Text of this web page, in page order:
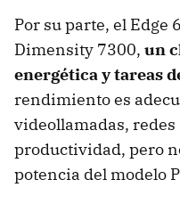
Por su parte, el Edge
Dimensity 7300, un
energética y tareas
rendimiento es
videollamadas,
productividad, pero
potencia del modelo